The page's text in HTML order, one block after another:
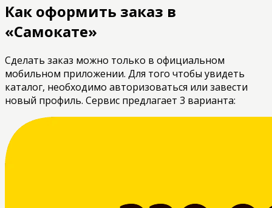
Как оформить заказ в
«Самокате»
Сделать заказ можно только в официальном
мобильном приложении. Для того чтобы увидеть
каталог, необходимо авторизоваться или завести
новый профиль. Сервис предлагает 3 варианта: